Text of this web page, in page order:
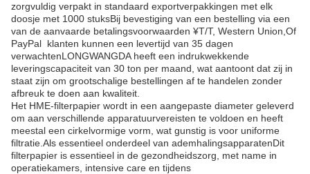
zorgvuldig verpakt in standaard exportverpakkingen met elk
doosje met 1000 stuksBij bevestiging van een bestelling via een
van de aanvaarde betalingsvoorwaarden ¥T/T, Western Union,Of
PayPal  klanten kunnen een levertijd van 35 dagen
verwachtenLONGWANGDA heeft een indrukwekkende
leveringscapaciteit van 30 ton per maand, wat aantoont dat zij in
staat zijn om grootschalige bestellingen af te handelen zonder
afbreuk te doen aan kwaliteit.
Het HME-filterpapier wordt in een aangepaste diameter geleverd
om aan verschillende apparatuurvereisten te voldoen en heeft
meestal een cirkelvormige vorm, wat gunstig is voor uniforme
filtratie.Als essentieel onderdeel van ademhalingsapparatenDit
filterpapier is essentieel in de gezondheidszorg, met name in
operatiekamers, intensive care en tijdens